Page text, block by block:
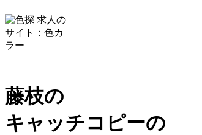
藤枝の
キャッチコピーの